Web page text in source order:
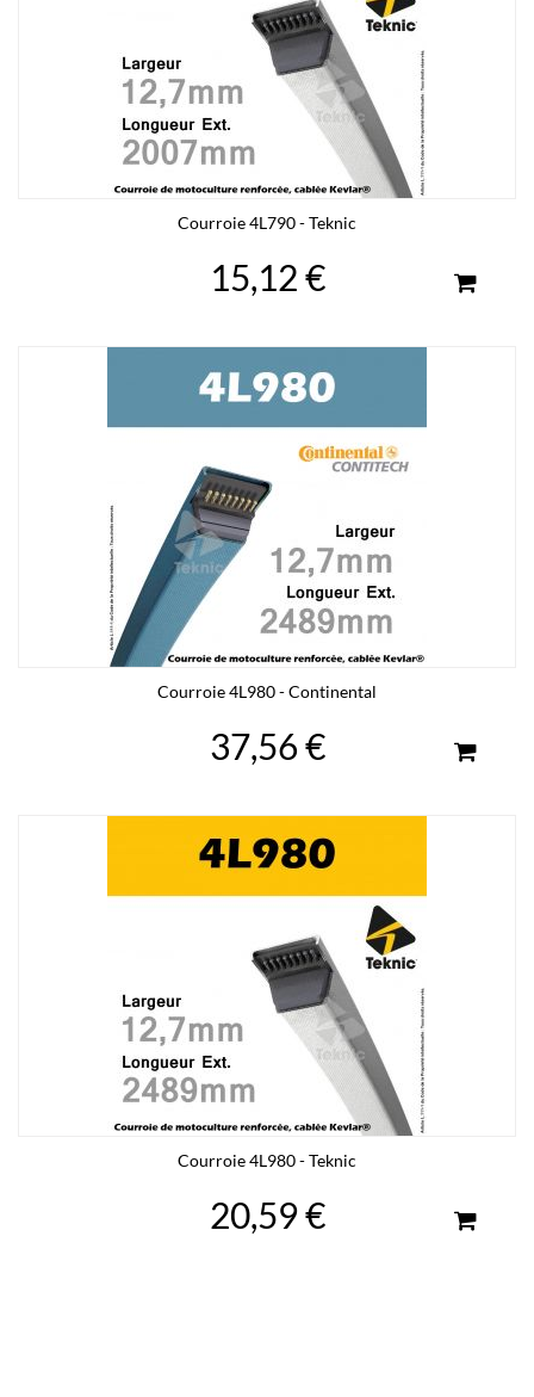
Courroie 4L790 - Teknic
15,12 €
Courroie 4L980 - Continental
37,56 €
Courroie 4L980 - Teknic
20,59 €